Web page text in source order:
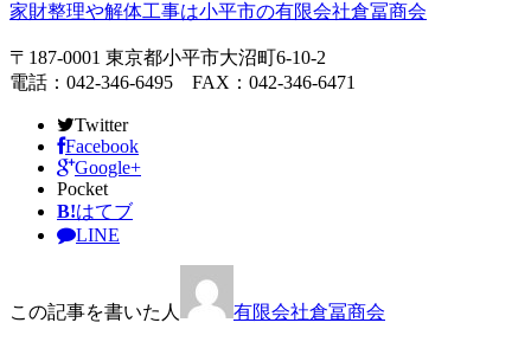
家財整理や解体工事は小平市の有限会社倉冨商会
〒187-0001 東京都小平市大沼町6-10-2
電話：042-346-6495 FAX：042-346-6471
Twitter
Facebook
Google+
Pocket
B!はてブ
LINE
この記事を書いた人 有限会社倉冨商会